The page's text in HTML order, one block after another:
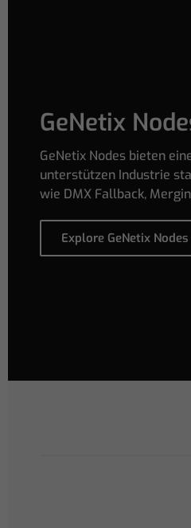
GeNetix
GeNetix Nodes bieten
unterstützen Industrie
wie DMX Fallback,
Explore GeNetix Nodes